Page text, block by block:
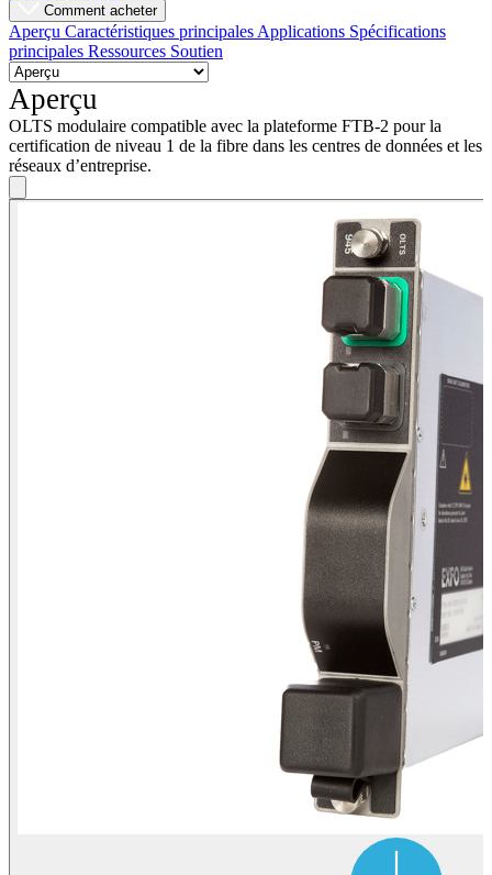
Comment acheter
Aperçu Caractéristiques principales Applications Spécifications
principales Ressources Soutien
Aperçu
OLTS modulaire compatible avec la plateforme FTB-2 pour la
certification de niveau 1 de la fibre dans les centres de données et les
réseaux d’entreprise.